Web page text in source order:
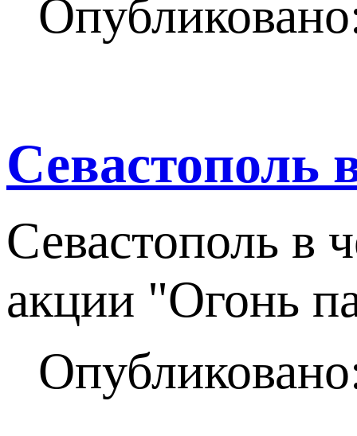
Севастополь
Севастополь в
акции "Огонь